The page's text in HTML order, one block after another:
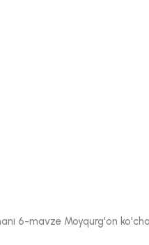
6-mavze Moyqurg'on